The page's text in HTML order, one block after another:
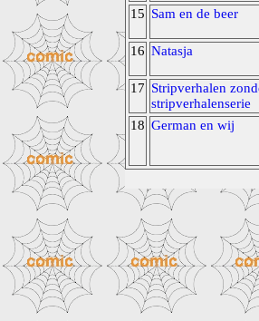
15 Sam en de beer
16 Natasja
17 Stripverhalen
stripverhalenserie
18 German en wij